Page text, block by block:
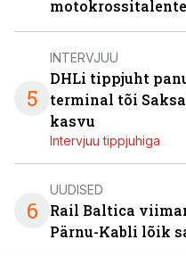
motokrossitalente
5
INTERVJUU
DHLi tippjuht
terminal tõi
kasvu
Intervjuu tippjuhiga
6
UUDISED
Rail Baltica
Pärnu-Kabli lõik